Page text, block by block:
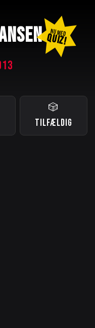
NU MED
QUIZ!
🎲
TILFÆLDIG